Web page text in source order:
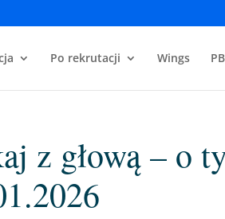
Po rekrutacji Wings
z głową – o